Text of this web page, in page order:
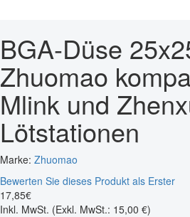
BGA-Düse
Zhuomao
Mlink und
Lötstationen
Marke: Zhuomao
Bewerten Sie dieses Produkt als Erster
17,85€
Inkl. MwSt. (Exkl. MwSt.: 15,00 €)